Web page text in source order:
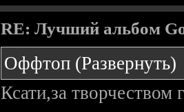
RE: Лучший альбом
Оффтоп (Развернуть)
Ксати,за творчеством